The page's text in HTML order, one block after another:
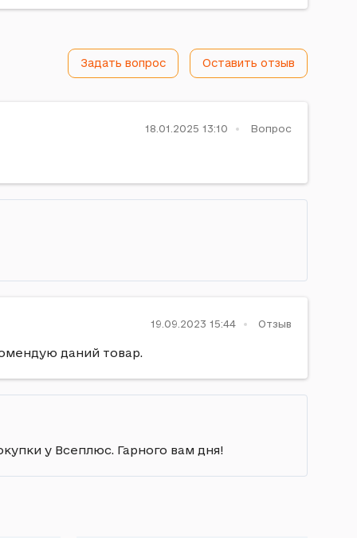
Задать вопрос Оставить отзыв
18.01.2025 13:10 Вопрос
19.09.2023 15:44 Отзыв
даний товар.
у Всеплюс. Гарного вам дня!